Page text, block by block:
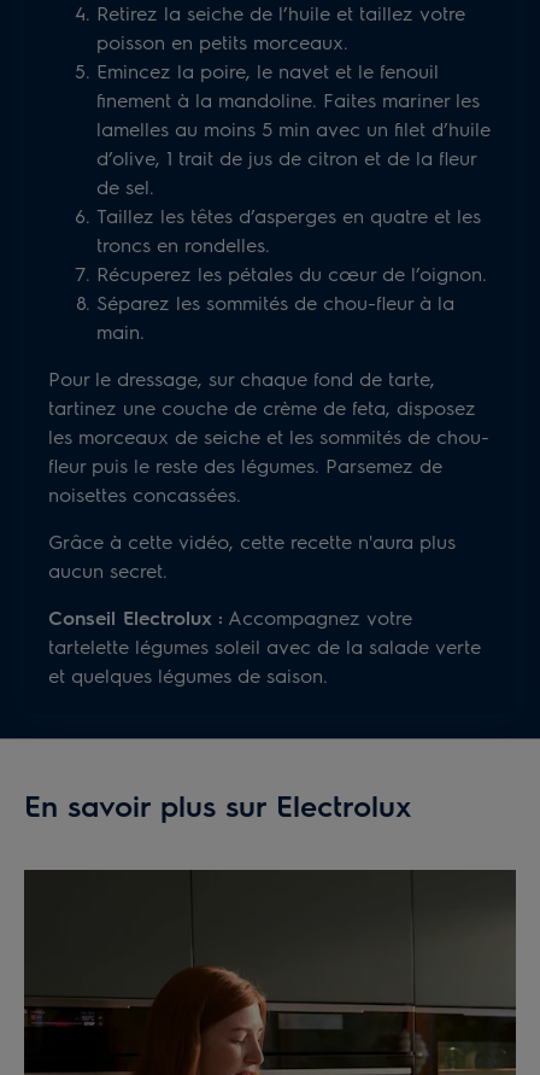
Retirez la seiche de l’huile et taillez votre
poisson en petits morceaux.
Emincez la poire, le navet et le fenouil
finement à la mandoline. Faites mariner les
lamelles au moins 5 min avec un filet d’huile
d’olive, 1 trait de jus de citron et de la fleur
de sel.
Taillez les têtes d’asperges en quatre et les
troncs en rondelles.
Récuperez les pétales du cœur de l’oignon.
Séparez les sommités de chou-fleur à la
main.
Pour le dressage, sur chaque fond de tarte,
tartinez une couche de crème de feta, disposez
les morceaux de seiche et les sommités de chou-
fleur puis le reste des légumes. Parsemez de
noisettes concassées.
Grâce à cette vidéo, cette recette n'aura plus
aucun secret.
Conseil Electrolux : Accompagnez votre
tartelette légumes soleil avec de la salade verte
et quelques légumes de saison.
En savoir plus sur Electrolux